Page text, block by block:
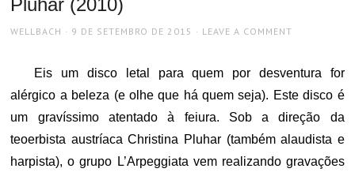
Pluhar (2010)
AUTHOR
WELLBACH
POSTED
9 DE SETEMBRO DE 2015 LEAVE A COMMENT
Eis um disco letal para quem por desventura for
alérgico a beleza (e olhe que há quem seja). Este disco é
um gravíssimo atentado à feiura. Sob a direção da
teoerbista austríaca Christina Pluhar (também alaudista e
harpista), o grupo L’Arpeggiata vem realizando gravações